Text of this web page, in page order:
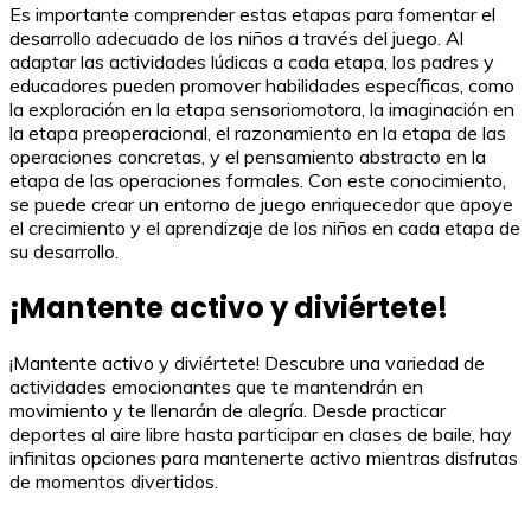
Es importante comprender estas etapas para fomentar el
desarrollo adecuado de los niños a través del juego. Al
adaptar las actividades lúdicas a cada etapa, los padres y
educadores pueden promover habilidades específicas, como
la exploración en la etapa sensoriomotora, la imaginación en
la etapa preoperacional, el razonamiento en la etapa de las
operaciones concretas, y el pensamiento abstracto en la
etapa de las operaciones formales. Con este conocimiento,
se puede crear un entorno de juego enriquecedor que apoye
el crecimiento y el aprendizaje de los niños en cada etapa de
su desarrollo.
¡Mantente activo y diviértete!
¡Mantente activo y diviértete! Descubre una variedad de
actividades emocionantes que te mantendrán en
movimiento y te llenarán de alegría. Desde practicar
deportes al aire libre hasta participar en clases de baile, hay
infinitas opciones para mantenerte activo mientras disfrutas
de momentos divertidos.